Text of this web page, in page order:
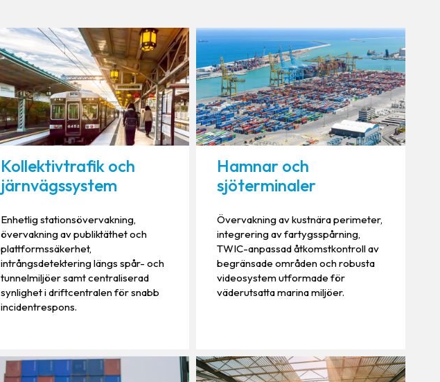
Kollektivtrafik och
järnvägssystem
Enhetlig stationsövervakning,
övervakning av publiktäthet och
plattformssäkerhet,
intrångsdetektering längs spår- och
tunnelmiljöer samt centraliserad
synlighet i driftcentralen för snabb
incidentrespons.
Hamnar och
sjöterminaler
Övervakning av kustnära perimeter,
integrering av fartygsspårning,
TWIC-anpassad åtkomstkontroll av
begränsade områden och robusta
videosystem utformade för
väderutsatta marina miljöer.